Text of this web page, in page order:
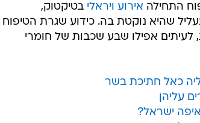
התחילה אירוע ויראלי בטיקטוק,
שהיא נוקטת בה. כידוע שגרת הטיפוח
לעיתים אפילו שבע שכבות של חומרי
כאל חתיכת בשר
עליהן
ישראל?